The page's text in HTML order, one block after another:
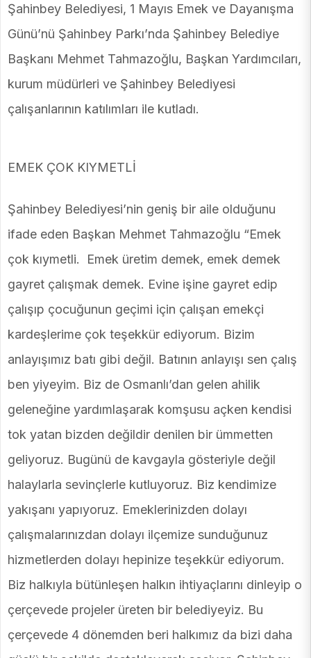
Şahinbey Belediyesi, 1 Mayıs Emek ve Dayanışma
Günü’nü Şahinbey Parkı’nda Şahinbey Belediye
Başkanı Mehmet Tahmazoğlu, Başkan Yardımcıları,
kurum müdürleri ve Şahinbey Belediyesi
çalışanlarının katılımları ile kutladı.
EMEK ÇOK KIYMETLİ
Şahinbey Belediyesi’nin geniş bir aile olduğunu
ifade eden Başkan Mehmet Tahmazoğlu “Emek
çok kıymetli. Emek üretim demek, emek demek
gayret çalışmak demek. Evine işine gayret edip
çalışıp çocuğunun geçimi için çalışan emekçi
kardeşlerime çok teşekkür ediyorum. Bizim
anlayışımız batı gibi değil. Batının anlayışı sen çalış
ben yiyeyim. Biz de Osmanlı’dan gelen ahilik
geleneğine yardımlaşarak komşusu açken kendisi
tok yatan bizden değildir denilen bir ümmetten
geliyoruz. Bugünü de kavgayla gösteriyle değil
halaylarla sevinçlerle kutluyoruz. Biz kendimize
yakışanı yapıyoruz. Emeklerinizden dolayı
çalışmalarınızdan dolayı ilçemize sunduğunuz
hizmetlerden dolayı hepinize teşekkür ediyorum.
Biz halkıyla bütünleşen halkın ihtiyaçlarını dinleyip o
çerçevede projeler üreten bir belediyeyiz. Bu
çerçevede 4 dönemden beri halkımız da bizi daha